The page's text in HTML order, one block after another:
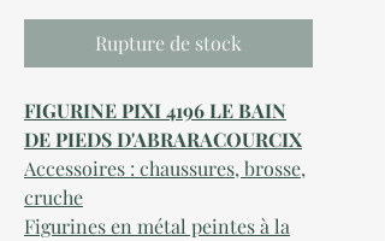
Rupture de stock
FIGURINEPIXI 4196 LE BAIN
DE PIEDS D'ABRARACOURCIX
Accessoires : chaussures, brosse,
cruche
Figurines en métal peintes à la